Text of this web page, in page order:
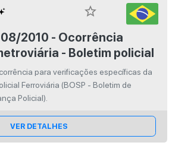
star_border
- Boletim policial
para verificações específicas da
Ferroviária (BOSP - Boletim de
Policial).
VER DETALHES